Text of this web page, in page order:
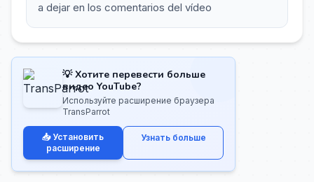
a dejar en los comentarios del vídeo
💡 Хотите перевести больше
видео YouTube?
Используйте расширение браузера
TransParrot
📥 Установить
расширение
Узнать больше